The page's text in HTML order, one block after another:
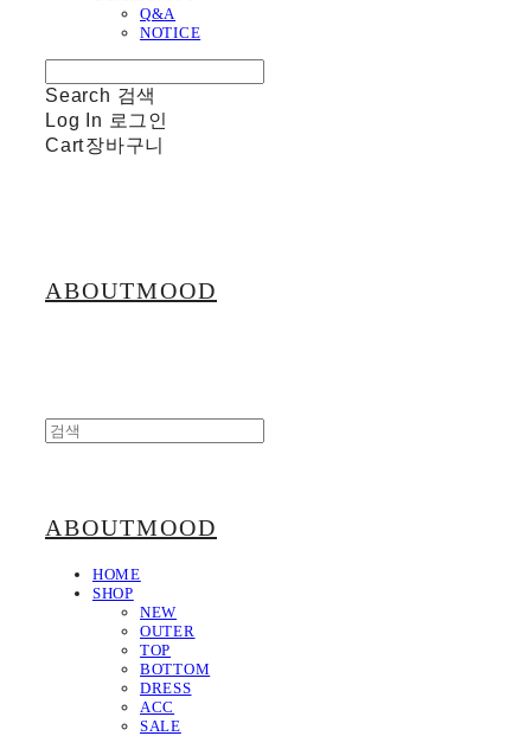
Q&A
NOTICE
Search 검색
Log In 로그인
Cart장바구니
ABOUTMOOD
ABOUTMOOD
HOME
SHOP
NEW
OUTER
TOP
BOTTOM
DRESS
ACC
SALE